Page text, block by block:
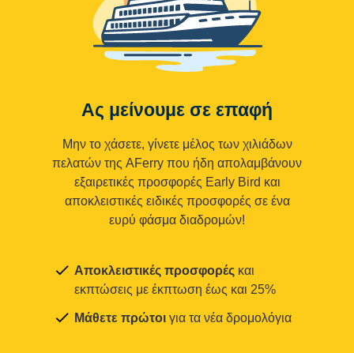
Ας μείνουμε σε επαφή
Μην το χάσετε, γίνετε μέλος των χιλιάδων
πελατών της AFerry που ήδη απολαμβάνουν
εξαιρετικές προσφορές Early Bird και
αποκλειστικές ειδικές προσφορές σε ένα
ευρύ φάσμα διαδρομών!
Αποκλειστικές προσφορές και
εκπτώσεις με έκπτωση έως και 25%
Μάθετε πρώτοι για τα νέα δρομολόγια